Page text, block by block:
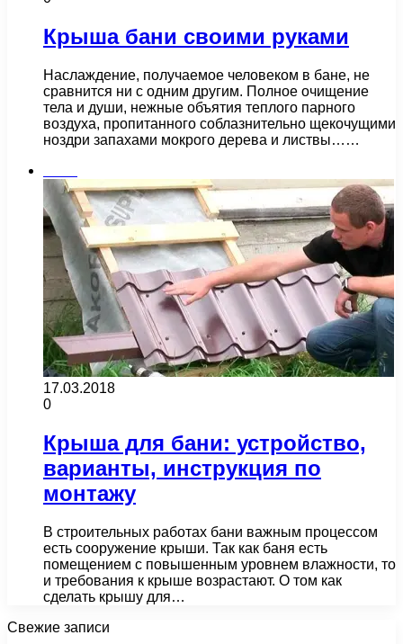
Крыша бани своими руками
Наслаждение, получаемое человеком в бане, не
сравнится ни с одним другим. Полное очищение
тела и души, нежные объятия теплого парного
воздуха, пропитанного соблазнительно щекочущими
ноздри запахами мокрого дерева и листвы……
17.03.2018
0
Крыша для бани: устройство,
варианты, инструкция по
монтажу
В строительных работах бани важным процессом
есть сооружение крыши. Так как баня есть
помещением с повышенным уровнем влажности, то
и требования к крыше возрастают. О том как
сделать крышу для…
Свежие записи